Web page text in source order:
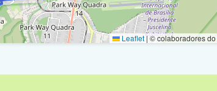
Leaflet|© colaboradores do